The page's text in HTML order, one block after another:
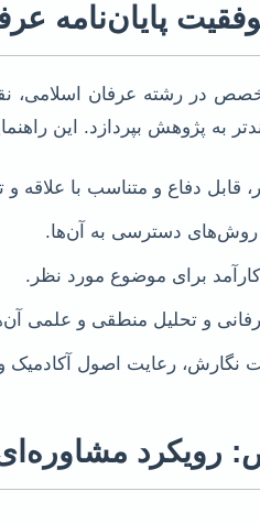
پایان‌نامه
در رشته عرفان اسلامی،
به پژوهش بپردازد. این
دفاع و متناسب با علاقه و
روش‌های دسترسی به آن‌ها.
برای موضوع مورد نظر.
و تحلیل منطقی و علمی
نگارش، رعایت اصول
رویکرد